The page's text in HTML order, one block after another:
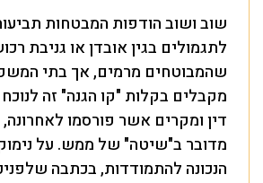
שוב ושוב הודפות המבטחות
לתגמולים בגין אובדן או גניבת
שהמבוטחים מרמים, אך בתי
מקבלים בקלות "קו הגנה" זה
דין ומקרים אשר פורסמו
מדובר ב"שיטה" של ממש. על
הנכונה להתמודדות, בכתבה